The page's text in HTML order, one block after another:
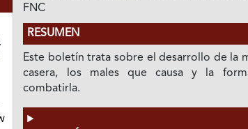
FNC
RESUMEN
Este boletín trata sobre el desarrollo de la
casera, los males que causa y la
combatirla.